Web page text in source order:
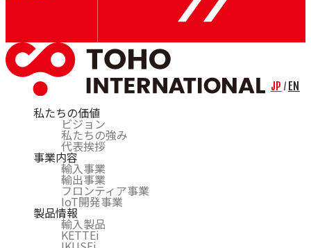
私たちの価値
ビジョン
私たちの強み
代表挨拶
事業内容
輸入事業
輸出事業
フロンティア事業
IoT開発事業
製品情報
輸入製品
KETTEi
JP / EN